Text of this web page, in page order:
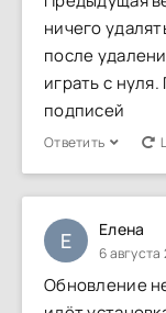
ничего
после
играть с
подписей
Ответить
Е Елена
6
Обновление